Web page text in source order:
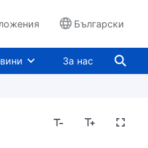
Български
За нас